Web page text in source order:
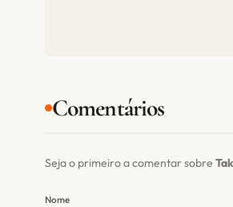
Comentários
Seja o primeiro a comentar sobre
Nome